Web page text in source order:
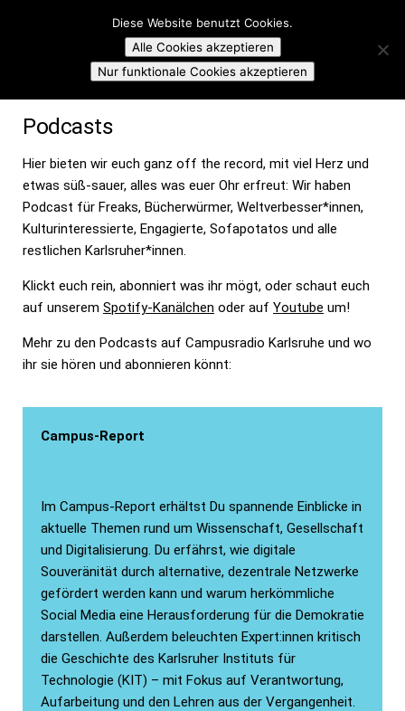
Skip to content
Campusradio Karlsruhe
Podcasts
Hier bieten wir euch ganz off the record, mit viel Herz und
etwas süß-sauer, alles was euer Ohr erfreut: Wir haben
Podcast für Freaks, Bücherwürmer, Weltverbesser*innen,
Kulturinteressierte, Engagierte, Sofapotatos und alle
restlichen Karlsruher*innen.
Klickt euch rein, abonniert was ihr mögt, oder schaut euch
auf unserem Spotify-Kanälchen oder auf Youtube um!
Mehr zu den Podcasts auf Campusradio Karlsruhe und wo
ihr sie hören und abonnieren könnt:
Campus-Report
Im Campus-Report erhältst Du spannende Einblicke in
aktuelle Themen rund um Wissenschaft, Gesellschaft
und Digitalisierung. Du erfährst, wie digitale
Souveränität durch alternative, dezentrale Netzwerke
gefördert werden kann und warum herkömmliche
Social Media eine Herausforderung für die Demokratie
darstellen. Außerdem beleuchten Expert:innen kritisch
die Geschichte des Karlsruher Instituts für
Technologie (KIT) – mit Fokus auf Verantwortung,
Aufarbeitung und den Lehren aus der Vergangenheit.
Diese Website benutzt Cookies.
Alle Cookies akzeptieren
Nur funktionale Cookies akzeptieren